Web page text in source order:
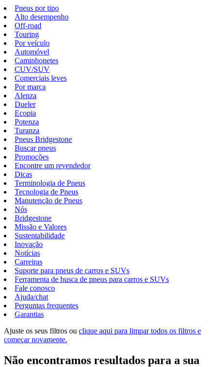
Pneus por tipo
Alto desempenho
Off-road
Touring
Por veículo
Automóvel
Caminhonetes
CUV/SUV
Comerciais leves
Por marca
Alenza
Dueler
Ecopia
Potenza
Turanza
Pneus Bridgestone
Buscar pneus
Promoções
Encontre um revendedor
Dicas
Terminologia de Pneus
Tecnologia de Pneus
Manutenção de Pneus
Nós
Bridgestone
Missão e Valores
Sustentabilidade
Inovação
Notícias
Carreiras
Suporte para pneus de carros e SUVs
Ferramenta de busca de pneus para carros e SUVs
Fale conosco
Ajuda/chat
Perguntas frequentes
Garantias
Ajuste os seus filtros ou clique aqui para limpar todos os filtros e
começar novamente.
Não encontramos resultados para a sua